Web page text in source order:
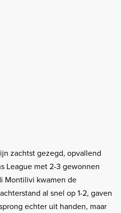
zachtst gezegd, opvallend
League met 2-3 gewonnen
Montilivi kwamen de
al snel op 1-2, gaven
echter uit handen, maar